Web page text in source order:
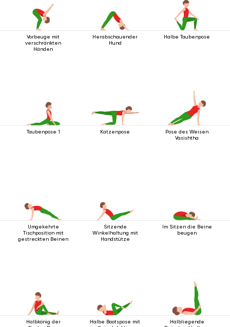
Vorbeuge mit
verschränkten
Händen
Herabschauender
Hund
Halbe Taubenpose
Taubenpose 1 Katzenpose
Pose des Weisen
Vasishtha
Umgekehrte
Tischposition mit
gestreckten Beinen
Sitzende
Winkelhaltung mit
Handstütze
Im Sitzen die Beine
beugen
Halbkönig der
Halbe Bootspose mit
Halbliegende